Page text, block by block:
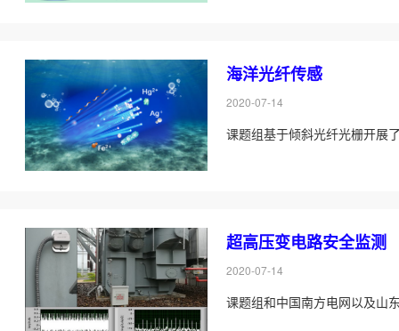
海洋光纤传感
2020-07-14
课题组基于倾斜光纤光栅开展
超高压变电路安全监测
2020-07-14
课题组和中国南方电网以及山